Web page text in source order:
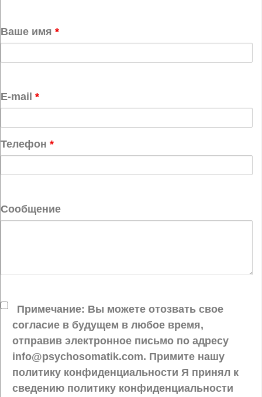
Ваше имя *
E-mail *
Телефон *
Сообщение
Примечание: Вы можете отозвать свое
согласие в будущем в любое время,
отправив электронное письмо по адресу
info@psychosomatik.com. Примите нашу
политику конфиденциальности Я принял к
сведению политику конфиденциальности